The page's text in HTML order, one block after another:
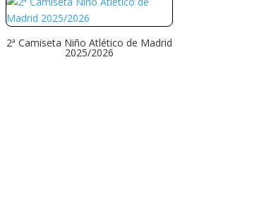
2ª Camiseta Niño Atlético de Madrid
2025/2026